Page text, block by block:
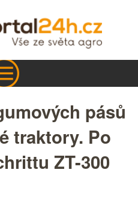
pásů
traktory. Po
ZT-300